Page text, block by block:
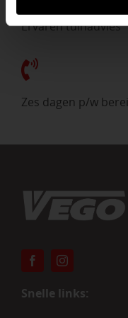
Ervaren tuinadvies
Zes dagen p/w
Snelle links: